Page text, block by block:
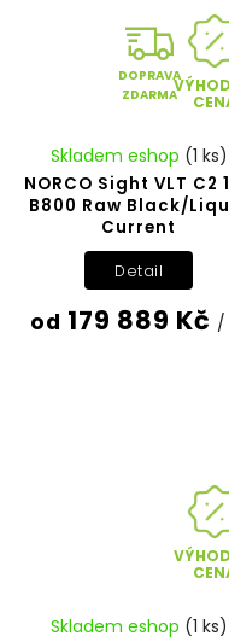
DOPRAVA
ZDARMA
NORCO Sight VLT C2
B800 Raw Black/
Current
Skladem eshop (1 ks)
od 179 889 Kč /
Detail
Skladem eshop (1 ks)